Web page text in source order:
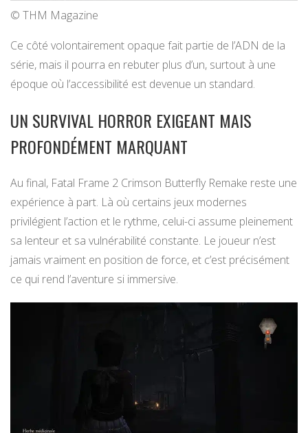
© THM Magazine
Ce côté volontairement opaque fait partie de l’ADN de la
série, mais il pourra en rebuter plus d’un, surtout à une
époque où l’accessibilité est devenue un standard.
UN SURVIVAL HORROR EXIGEANT MAIS
PROFONDÉMENT MARQUANT
Au final, Fatal Frame 2 Crimson Butterfly Remake reste une
expérience à part. Là où certains jeux modernes
privilégient l’action et le rythme, celui-ci assume pleinement
sa lenteur et sa vulnérabilité constante. Le joueur n’est
jamais vraiment en position de force, et c’est précisément
ce qui rend l’aventure si immersive.